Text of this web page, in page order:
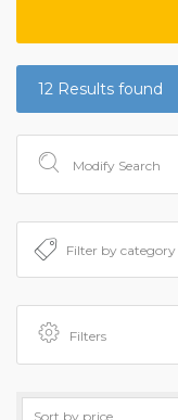
12 Results found
Modify Search
Filters